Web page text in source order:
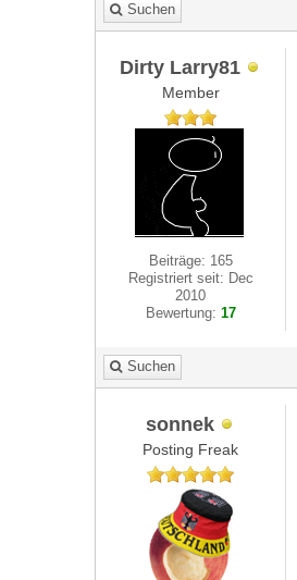
Suchen
Dirty Larry81
Member
Beiträge: 165
Registriert seit: Dec
2010
Bewertung: 17
Suchen
sonnek
Posting Freak